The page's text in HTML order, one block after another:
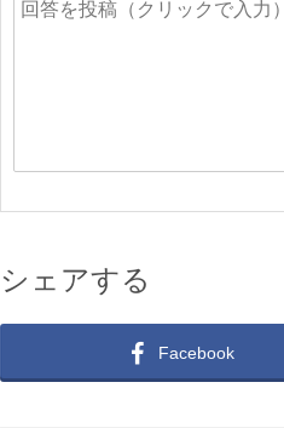
シェアする
Facebook